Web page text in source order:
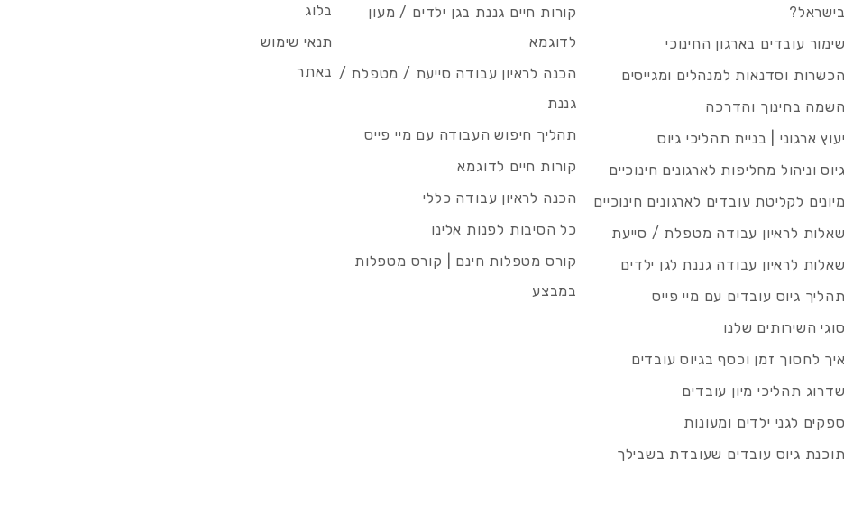
בישראל?
שימור עובדים בארגון החינוכי
הכשרות וסדנאות למנהלים ומגייסים
השמה בחינוך והדרכה
יעוץ ארגוני | בניית תהליכי גיוס
גיוס וניהול מחליפות לארגונים חינוכיים
מיונים לקליטת עובדים לארגונים חינוכיים
שאלות לראיון עבודה מטפלת / סייעת
שאלות לראיון עבודה גננת לגן ילדים
תהליך גיוס עובדים עם מיי פייס
סוגי השירותים שלנו
איך לחסוך זמן וכסף בגיוס עובדים
שדרוג תהליכי מיון עובדים
ספקים לגני ילדים ומעונות
תוכנת גיוס עובדים שעובדת בשבילך
קורות חיים גננת בגן ילדים / מעון
לדוגמא
הכנה לראיון עבודה סייעת / מטפלת /
גננת
תהליך חיפוש העבודה עם מיי פייס
קורות חיים לדוגמא
הכנה לראיון עבודה כללי
כל הסיבות לפנות אלינו
קורס מטפלות חינם | קורס מטפלות
במבצע
בלוג
תנאי שימוש
באתר